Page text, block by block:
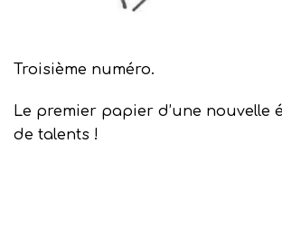
Troisième numéro.
Le premier papier d’une nouvelle
de talents !